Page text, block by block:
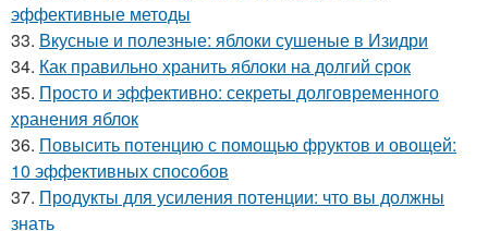
эффективные методы
33. Вкусные и полезные: яблоки сушеные в Изидри
34. Как правильно хранить яблоки на долгий срок
35. Просто и эффективно: секреты долговременного
хранения яблок
36. Повысить потенцию с помощью фруктов и овощей:
10 эффективных способов
37. Продукты для усиления потенции: что вы должны
знать